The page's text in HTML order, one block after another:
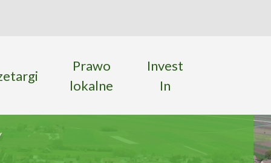
strony
Prawo
lokalne
Invest
In